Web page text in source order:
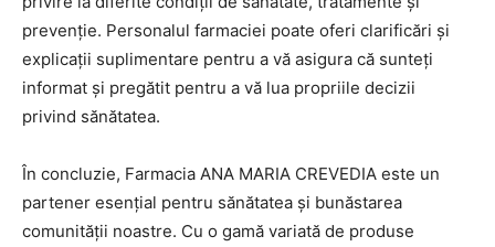
prevenție. Personalul farmaciei poate oferi clarificări și
explicații suplimentare pentru a vă asigura că sunteți
informat și pregătit pentru a vă lua propriile decizii
privind sănătatea.
În concluzie, Farmacia ANA MARIA CREVEDIA este un
partener esențial pentru sănătatea și bunăstarea
comunității noastre. Cu o gamă variată de produse